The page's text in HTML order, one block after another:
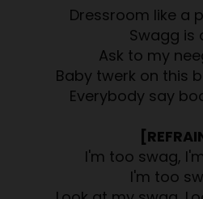
Dressroom like a
Swagg is
Ask to my
Baby twerk on this
Everybody say
I'm too swag,
I'm too